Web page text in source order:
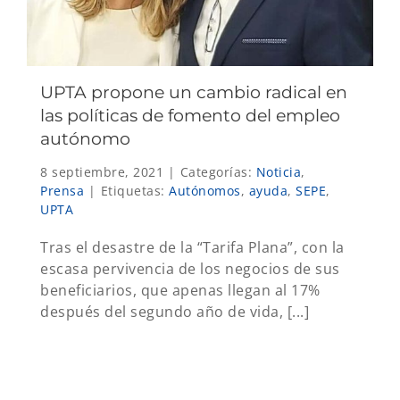
UPTA propone un cambio radical en
las políticas de fomento del empleo
autónomo
8 septiembre, 2021 | Categorías: Noticia,
Prensa | Etiquetas: Autónomos, ayuda, SEPE,
UPTA
Tras el desastre de la “Tarifa Plana”, con la
escasa pervivencia de los negocios de sus
beneficiarios, que apenas llegan al 17%
después del segundo año de vida, [...]